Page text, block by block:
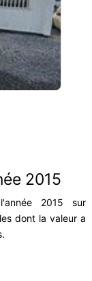
2015
2015 sur
dont la valeur a